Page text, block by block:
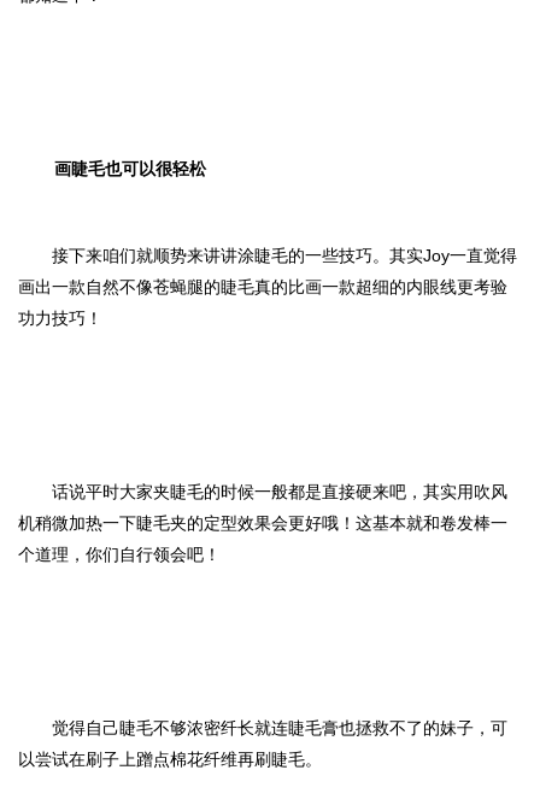
画睫毛也可以很轻松
接下来咱们就顺势来讲讲涂睫毛的一些技巧。其实Joy一直觉得
画出一款自然不像苍蝇腿的睫毛真的比画一款超细的内眼线更考验
功力技巧！
话说平时大家夹睫毛的时候一般都是直接硬来吧，其实用吹风
机稍微加热一下睫毛夹的定型效果会更好哦！这基本就和卷发棒一
个道理，你们自行领会吧！
觉得自己睫毛不够浓密纤长就连睫毛膏也拯救不了的妹子，可
以尝试在刷子上蹭点棉花纤维再刷睫毛。